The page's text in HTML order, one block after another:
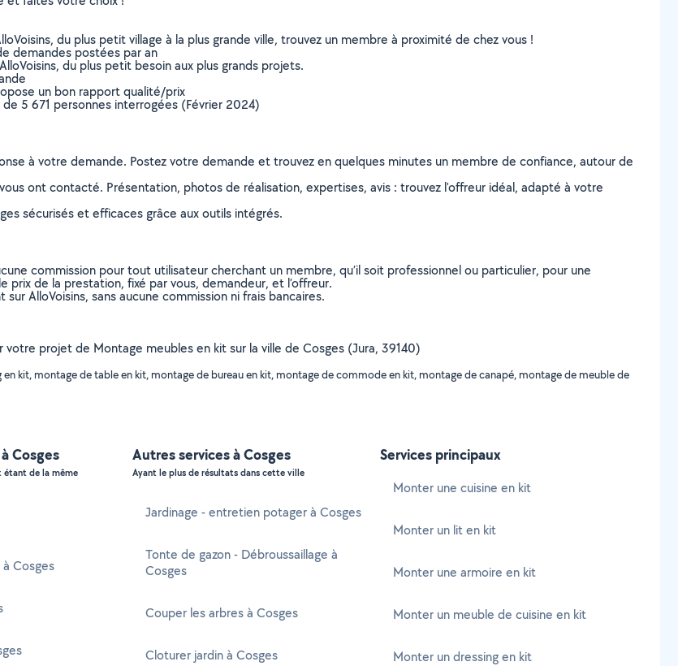
du plus petit village à la plus grande ville, trouvez un membre à proximité de chez vous !
demandes postées par an
du plus petit besoin aux plus grands projets.
un bon rapport qualité/prix
5 671 personnes interrogées (Février 2024)
à votre demande. Postez votre demande et trouvez en quelques minutes un membre de confiance, autour de
ont contacté. Présentation, photos de réalisation, expertises, avis : trouvez l'offreur idéal, adapté à votre
sécurisés et efficaces grâce aux outils intégrés.
commission pour tout utilisateur cherchant un membre, qu’il soit professionnel ou particulier, pour une
de la prestation, fixé par vous, demandeur, et l’offreur.
AlloVoisins, sans aucune commission ni frais bancaires.
projet de Montage meubles en kit sur la ville de Cosges (Jura, 39140)
kit, montage de table en kit, montage de bureau en kit, montage de commode en kit, montage de canapé, montage de meuble de
Cosges
étant de la même
Cosges
Autres services à Cosges
Ayant le plus de résultats dans cette ville
Jardinage - entretien potager à Cosges
Tonte de gazon - Débroussaillage à
Cosges
Couper les arbres à Cosges
Cloturer jardin à Cosges
Services principaux
Monter une cuisine en kit
Monter un lit en kit
Monter une armoire en kit
Monter un meuble de cuisine en kit
Monter un dressing en kit